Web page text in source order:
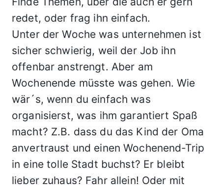
redet, oder frag ihn einfach.
Unter der Woche was unternehmen ist
sicher schwierig, weil der Job ihn
offenbar anstrengt. Aber am
Wochenende müsste was gehen. Wie
wär´s, wenn du einfach was
organisierst, was ihm garantiert Spaß
macht? Z.B. dass du das Kind der Oma
anvertraust und einen Wochenend-Trip
in eine tolle Stadt buchst? Er bleibt
lieber zuhaus? Fahr allein! Oder mit